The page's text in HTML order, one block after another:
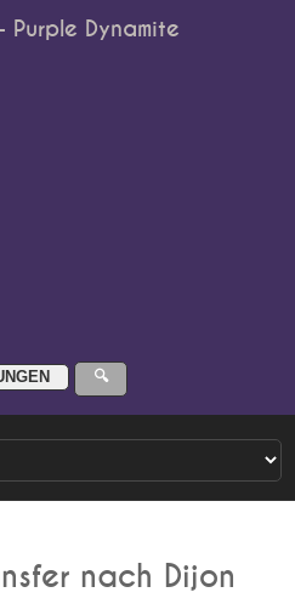
Dynamite
nach Dijon